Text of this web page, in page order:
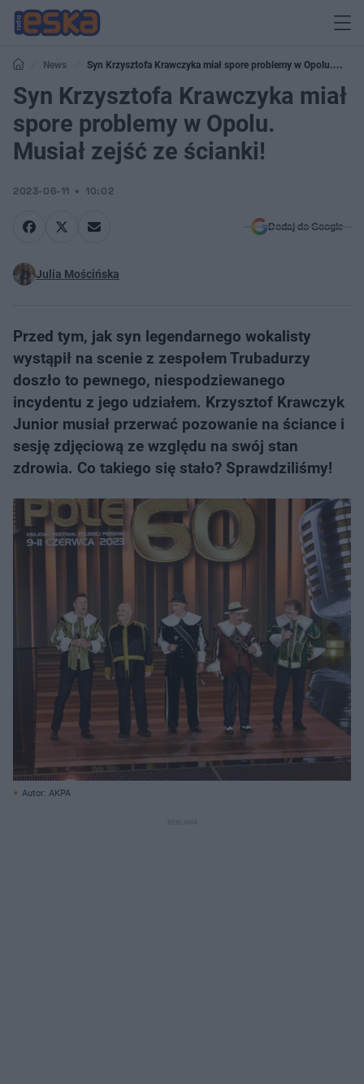
News
Syn Krzysztofa Krawczyka miał spore problemy w Opolu.
Musiał zejść ze ścianki!
Syn Krzysztofa Krawczyka miał
spore problemy w Opolu.
Musiał zejść ze ścianki!
2023-06-11 10:02
Dodaj do Google
Julia Mościńska
Przed tym, jak syn legendarnego wokalisty
wystąpił na scenie z zespołem Trubadurzy
doszło to pewnego, niespodziewanego
incydentu z jego udziałem. Krzysztof Krawczyk
Junior musiał przerwać pozowanie na ściance i
sesję zdjęciową ze względu na swój stan
zdrowia. Co takiego się stało? Sprawdziliśmy!
Autor: AKPA